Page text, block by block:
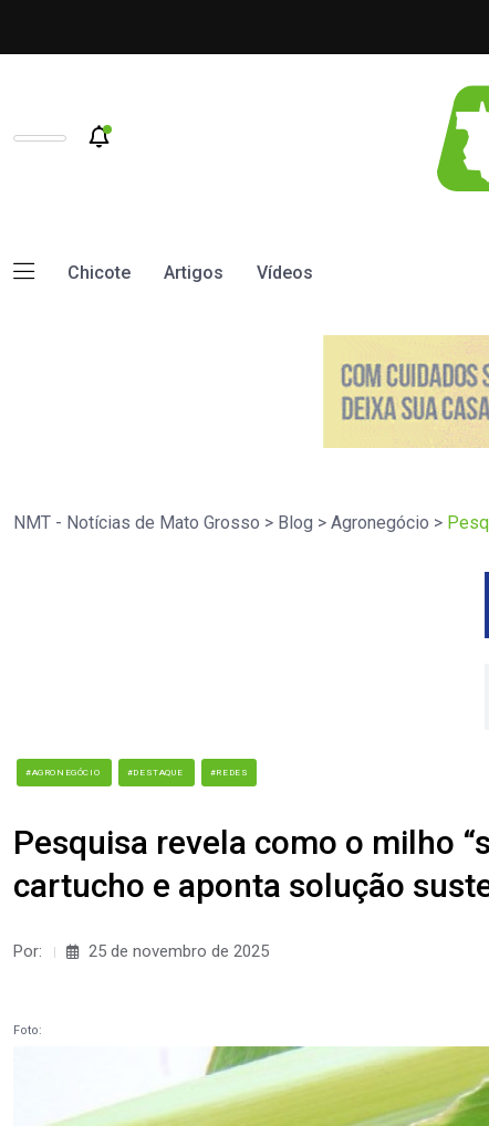
Chicote Artigos Vídeos
NMT - Notícias de Mato Grosso > Blog > Agronegócio >
#AGRONEGÓCIO #DESTAQUE #REDES
Pesquisa revela como o milho
cartucho e aponta solução
Por: 25 de novembro de 2025
Foto: